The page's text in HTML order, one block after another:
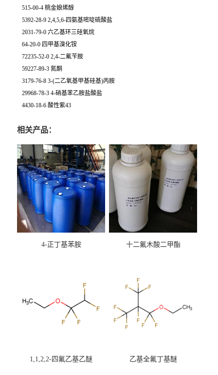
515-00-4 桃金娘烯醇
5392-28-9 2,4,5,6-四氨基嘧啶硫酸盐
2031-79-0 六乙基环三硅氧烷
64-20-0 四甲基溴化铵
72235-52-0 2,4-二氟苄胺
59227-89-3 氮酮
3179-76-8 3-(二乙氧基甲基硅基)丙胺
29968-78-3 4-硝基苯乙胺盐酸盐
4430-18-6 酸性紫43
相关产品：
4-正丁基苯胺 十二氟木酸二甲酯
1,1,2,2-四氟乙基乙醚 乙基全氟丁基醚